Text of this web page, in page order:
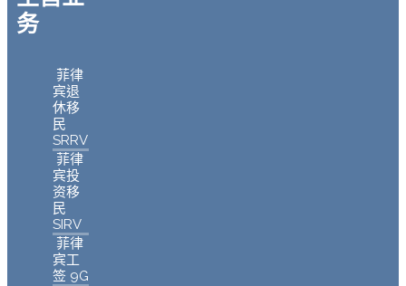
务
菲律
宾退
休移
民
SRRV
菲律
宾投
资移
民
SIRV
菲律
宾工
签 9G